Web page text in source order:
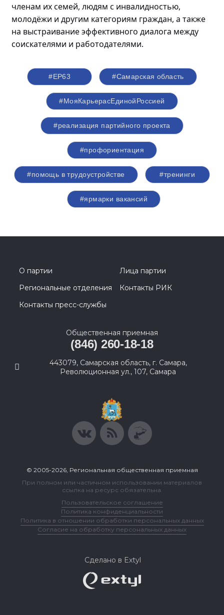
членам их семей, людям с инвалидностью,
молодёжи и другим категориям граждан, а также
на выстраивание эффективного диалога между
соискателями и работодателями.
#ЕР63 #Самарская область
#МояКарьерасЕдинойРоссией
#реализация партийного проекта
#профориентация
#помощь в трудоустройстве #тренинги
#ярмарки вакансий
О партии
Лица партии
Региональные отделения
Контакты РИК
Контакты пресс-службы
Общественная приемная
(846) 260-18-18
443079, Самарская область, г. Самара,
Революционная ул., 107, Самара
© 2005-2026, Региональная общественная приемная
При полном или частичном использовании материалов
ссылка на ресурс обязательна.
Пользовательское соглашение
Политика конфиденциальности
Политика в отношении обработки персональных данных
Согласие на обработку персональных данных
Сделано в Extyl